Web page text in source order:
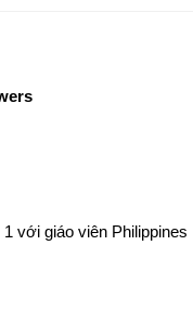
với giáo viên Philippines